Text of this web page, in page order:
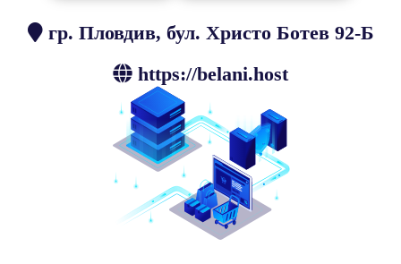
гр. Пловдив, бул. Христо Ботев 92-Б
https://belani.host